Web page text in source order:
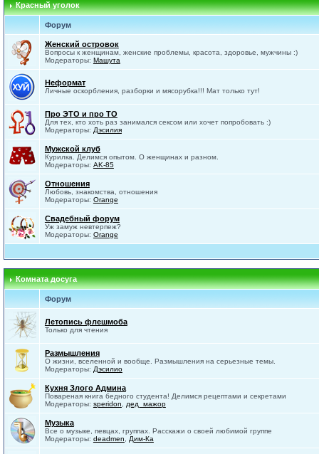
Красный уголок
Форум
Женский островок
Вопросы к женщинам, женские проблемы, красота, здоровье, мужчины :)
Модераторы: Машута
Неформат
Личные оскорбления, разборки и мясорубка!!! Мат только тут!
Про ЭТО и про ТО
Для тех, кто хоть раз занимался сексом или хочет попробовать :)
Модераторы: Дэсилия
Мужской клуб
Курилка. Делимся опытом. О женщинах и разном.
Модераторы: AK-85
Отношения
Любовь, знакомства, отношения
Модераторы: Orange
Свадебный форум
Уж замуж невтерпеж?
Модераторы: Orange
Комната досуга
Форум
Летопись флешмоба
Только для чтения
Размышления
О жизни, вселенной и вообще. Размышления на серьезные темы.
Модераторы: Дэсилио
Кухня Злого Админа
Повареная книга бедного студента! Делимся рецептами и секретами
Модераторы: speridon дед_мажор
Музыка
Все о музыке, певцах, группах. Расскажи о своей любимой группе
Модераторы: deadmen Дим-Ка